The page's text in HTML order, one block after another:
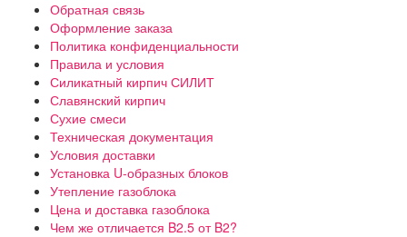
Обратная связь
Оформление заказа
Политика конфиденциальности
Правила и условия
Силикатный кирпич СИЛИТ
Славянский кирпич
Сухие смеси
Техническая документация
Условия доставки
Установка U-образных блоков
Утепление газоблока
Цена и доставка газоблока
Чем же отличается B2.5 от B2?